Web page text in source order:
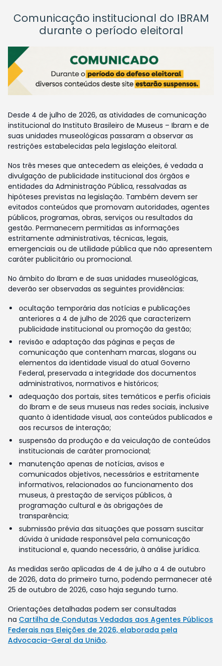
Comunicação institucional do IBRAM
durante o período eleitoral
Desde 4 de julho de 2026, as atividades de comunicação
institucional do Instituto Brasileiro de Museus – Ibram e de
suas unidades museológicas passaram a observar as
restrições estabelecidas pela legislação eleitoral.
Nos três meses que antecedem as eleições, é vedada a
divulgação de publicidade institucional dos órgãos e
entidades da Administração Pública, ressalvadas as
hipóteses previstas na legislação. Também devem ser
evitados conteúdos que promovam autoridades, agentes
públicos, programas, obras, serviços ou resultados da
gestão. Permanecem permitidas as informações
estritamente administrativas, técnicas, legais,
emergenciais ou de utilidade pública que não apresentem
caráter publicitário ou promocional.
No âmbito do Ibram e de suas unidades museológicas,
deverão ser observadas as seguintes providências:
ocultação temporária das notícias e publicações
anteriores a 4 de julho de 2026 que caracterizem
publicidade institucional ou promoção da gestão;
revisão e adaptação das páginas e peças de
comunicação que contenham marcas, slogans ou
elementos da identidade visual do atual Governo
Federal, preservada a integridade dos documentos
administrativos, normativos e históricos;
adequação dos portais, sites temáticos e perfis oficiais
do Ibram e de seus museus nas redes sociais, inclusive
quanto à identidade visual, aos conteúdos publicados e
aos recursos de interação;
suspensão da produção e da veiculação de conteúdos
institucionais de caráter promocional;
manutenção apenas de notícias, avisos e
comunicados objetivos, necessários e estritamente
informativos, relacionados ao funcionamento dos
museus, à prestação de serviços públicos, à
programação cultural e às obrigações de
transparência;
submissão prévia das situações que possam suscitar
dúvida à unidade responsável pela comunicação
institucional e, quando necessário, à análise jurídica.
As medidas serão aplicadas de 4 de julho a 4 de outubro
de 2026, data do primeiro turno, podendo permanecer até
25 de outubro de 2026, caso haja segundo turno.
Orientações detalhadas podem ser consultadas
na Cartilha de Condutas Vedadas aos Agentes Públicos
Federais nas Eleições de 2026, elaborada pela
Advocacia-Geral da União.